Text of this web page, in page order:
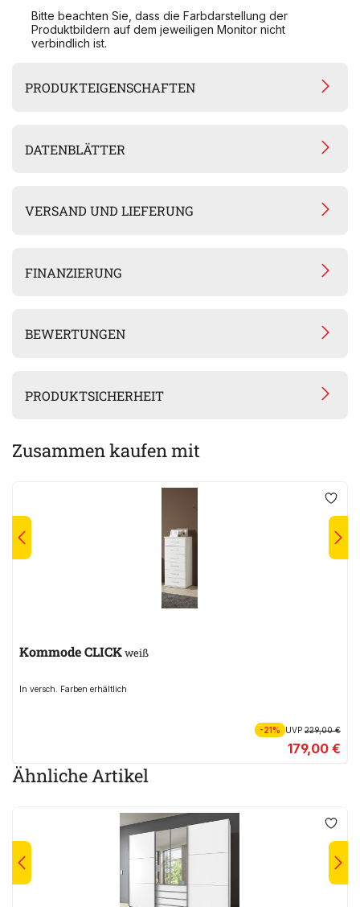
Bitte beachten Sie, dass die Farbdarstellung der
Produktbildern auf dem jeweiligen Monitor nicht
verbindlich ist.
PRODUKTEIGENSCHAFTEN
DATENBLÄTTER
VERSAND UND LIEFERUNG
FINANZIERUNG
BEWERTUNGEN
PRODUKTSICHERHEIT
Zusammen kaufen mit
Kommode CLICKweiß
In versch. Farben erhältlich
-21% UVP229,00 €
179,00 €
Ähnliche Artikel